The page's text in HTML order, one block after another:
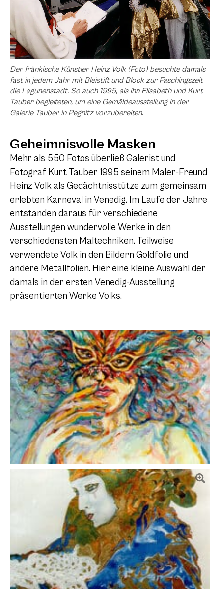
Der fränkische Künstler Heinz Volk (Foto) besuchte damals
fast in jedem Jahr mit Bleistift und Block zur Faschingszeit
die Lagunenstadt. So auch 1995, als ihn Elisabeth und Kurt
Tauber begleiteten, um eine Gemäldeausstellung in der
Galerie Tauber in Pegnitz vorzubereiten.
Geheimnisvolle Masken
Mehr als 550 Fotos überließ Galerist und
Fotograf Kurt Tauber 1995 seinem Maler-Freund
Heinz Volk als Gedächtnisstütze zum gemeinsam
erlebten Karneval in Venedig. Im Laufe der Jahre
entstanden daraus für verschiedene
Ausstellungen wundervolle Werke in den
verschiedensten Maltechniken. Teilweise
verwendete Volk in den Bildern Goldfolie und
andere Metallfolien. Hier eine kleine Auswahl der
damals in der ersten Venedig-Ausstellung
präsentierten Werke Volks.